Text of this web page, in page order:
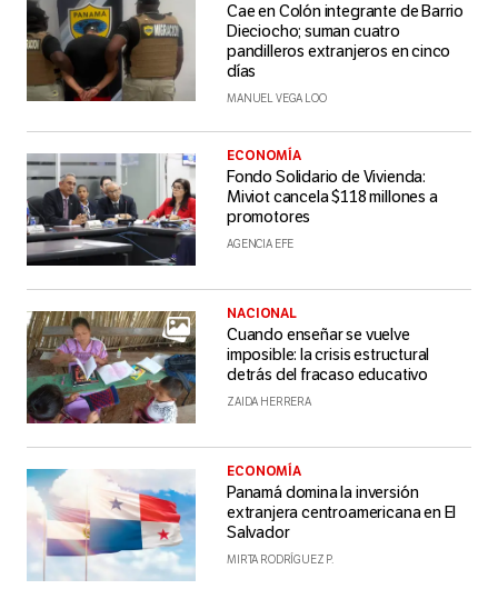
Cae en Colón integrante de Barrio
Dieciocho; suman cuatro
pandilleros extranjeros en cinco
días
MANUEL VEGA LOO
ECONOMÍA
Fondo Solidario de Vivienda:
Miviot cancela $118 millones a
promotores
AGENCIA EFE
NACIONAL
Cuando enseñar se vuelve
imposible: la crisis estructural
detrás del fracaso educativo
ZAIDA HERRERA
ECONOMÍA
Panamá domina la inversión
extranjera centroamericana en El
Salvador
MIRTA RODRÍGUEZ P.